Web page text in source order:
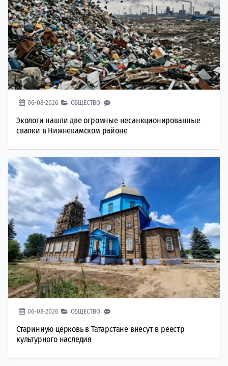
06-08-2026 ОБЩЕСТВО
Экологи нашли две огромные несанкционированные
свалки в Нижнекамском районе
06-08-2026 ОБЩЕСТВО
Старинную церковь в Татарстане внесут в реестр
культурного наследия